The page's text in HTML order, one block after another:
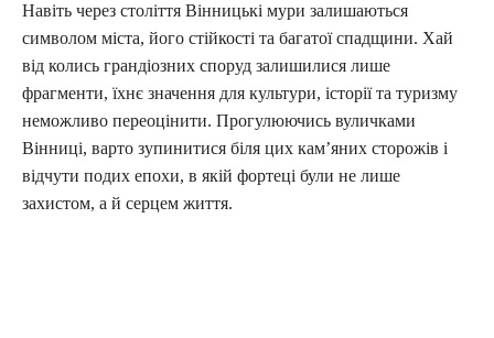
Навіть через століття Вінницькі мури залишаються
символом міста, його стійкості та багатої спадщини. Хай
від колись грандіозних споруд залишилися лише
фрагменти, їхнє значення для культури, історії та туризму
неможливо переоцінити. Прогулюючись вуличками
Вінниці, варто зупинитися біля цих кам’яних сторожів і
відчути подих епохи, в якій фортеці були не лише
захистом, а й серцем життя.